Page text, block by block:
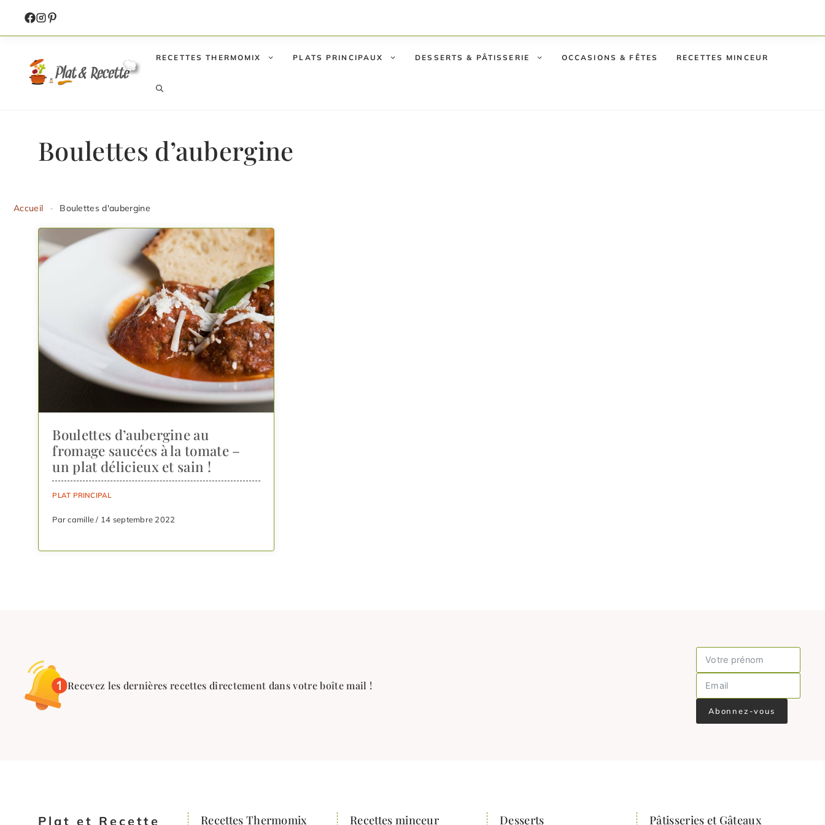
contenu
RECETTES THERMOMIX PLATS PRINCIPAUX DESSERTS & PÂTISSERIE OCCASIONS & FÊTES RECETTES MINCEUR
Boulettes d’aubergine
Accueil - Boulettes d'aubergine
Boulettes d’aubergine au
fromage saucées à la tomate –
un plat délicieux et sain !
PLAT PRINCIPAL
Par camille / 14 septembre 2022
Recevez les dernières recettes directement dans votre boîte mail !
Abonnez-vous
Plat et Recette Recettes Thermomix Recettes minceur Desserts Pâtisseries et Gâteaux